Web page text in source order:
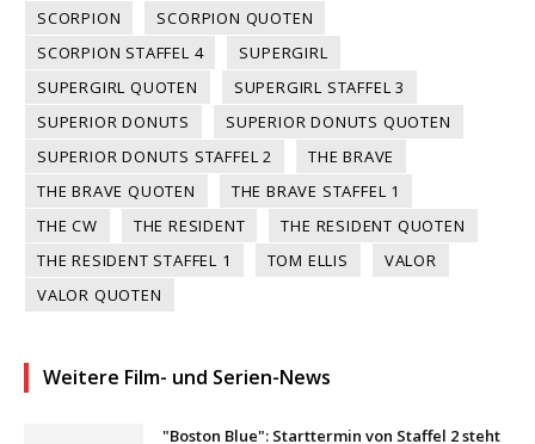
SCORPION
SCORPION QUOTEN
SCORPION STAFFEL 4
SUPERGIRL
SUPERGIRL QUOTEN
SUPERGIRL STAFFEL 3
SUPERIOR DONUTS
SUPERIOR DONUTS QUOTEN
SUPERIOR DONUTS STAFFEL 2
THE BRAVE
THE BRAVE QUOTEN
THE BRAVE STAFFEL 1
THE CW
THE RESIDENT
THE RESIDENT QUOTEN
THE RESIDENT STAFFEL 1
TOM ELLIS
VALOR
VALOR QUOTEN
Weitere Film- und Serien-News
"Boston Blue": Starttermin von Staffel 2 steht